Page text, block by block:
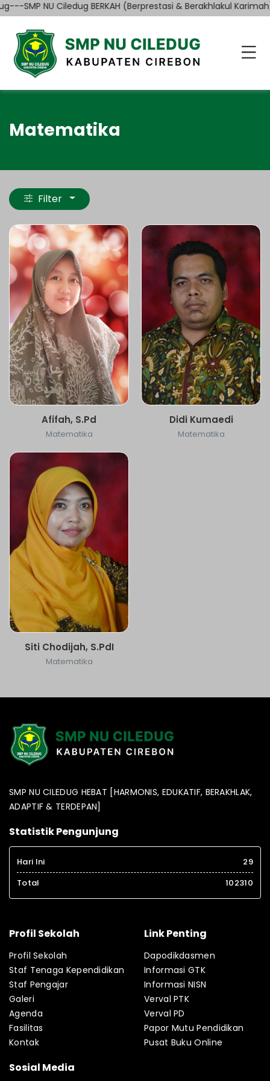
NU Ciledug BERKAH (Berprestasi & Berakhlakul Karimah)
Matematika
Filter
Afifah, S.Pd
Matematika
Didi Kumaedi
Matematika
Siti Chodijah, S.PdI
Matematika
SMP NU CILEDUG HEBAT [HARMONIS, EDUKATIF, BERAKHLAK,
ADAPTIF & TERDEPAN]
Statistik Pengunjung
Hari Ini
29
Total
102310
Profil Sekolah
Profil Sekolah
Staf Tenaga Kependidikan
Staf Pengajar
Galeri
Agenda
Fasilitas
Kontak
Sosial Media
Link Penting
Dapodikdasmen
Informasi GTK
Informasi NISN
Verval PTK
Verval PD
Papor Mutu Pendidikan
Pusat Buku Online